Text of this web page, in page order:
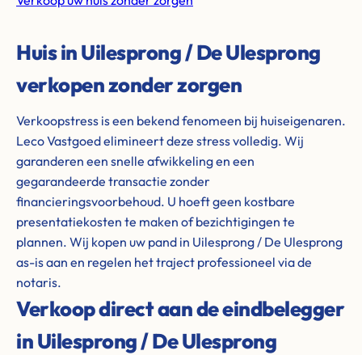
Huis in Uilesprong / De Ulesprong
verkopen zonder zorgen
Verkoopstress is een bekend fenomeen bij huiseigenaren.
Leco Vastgoed elimineert deze stress volledig. Wij
garanderen een snelle afwikkeling en een
gegarandeerde transactie zonder
financieringsvoorbehoud. U hoeft geen kostbare
presentatiekosten te maken of bezichtigingen te
plannen. Wij kopen uw pand in Uilesprong / De Ulesprong
as-is aan en regelen het traject professioneel via de
notaris.
Verkoop direct aan de eindbelegger
in Uilesprong / De Ulesprong